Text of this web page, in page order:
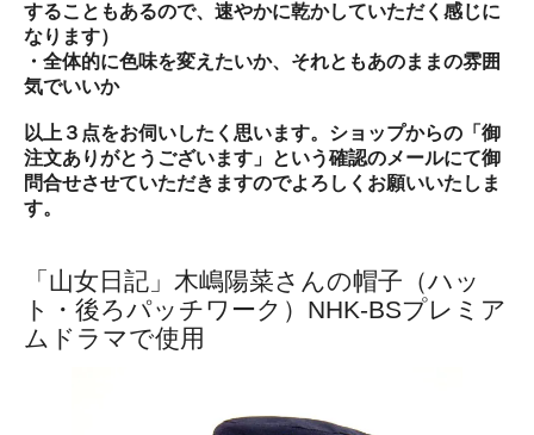
することもあるので、 速やかに乾かしていただく感じに
なります）
・全体的に色味を変えたいか、それともあのままの雰囲
気でいいか
以上３点をお伺いしたく思います。ショップからの「御
注文ありがとうございます」という確認のメールにて御
問合せさせていただきますのでよろしくお願いいたしま
す。
「山女日記」木嶋陽菜さんの帽子（ハッ
ト・後ろパッチワーク）NHK-BSプレミア
ムドラマで使用